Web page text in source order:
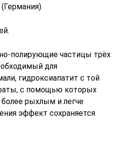
(Германия)
полирующие частицы трёх
для
гидроксиапатит с той
с помощью которых
более рыхлым и легче
эффект сохраняется